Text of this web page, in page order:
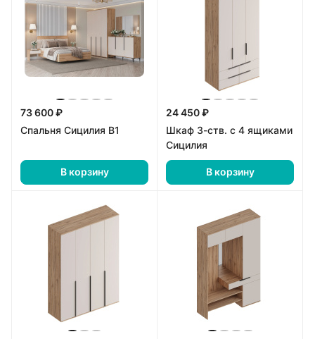
73 600 ₽
Спальня Сицилия В1
В корзину
24 450 ₽
Шкаф 3-ств. с 4 ящиками
Сицилия
В корзину